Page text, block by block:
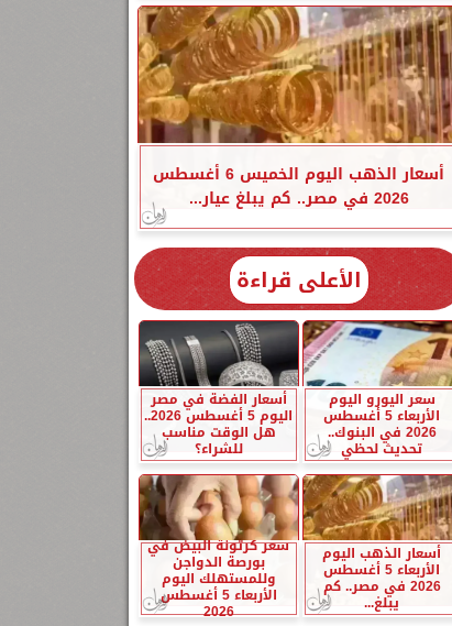
أسعار الذهب اليوم الخميس 6 أغسطس
2026 في مصر.. كم يبلغ عيار...
الأعلى قراءة
سعر اليورو اليوم
الأربعاء 5 أغسطس
2026 في البنوك..
تحديث لحظي
أسعار الفضة في مصر
اليوم 5 أغسطس 2026..
هل الوقت مناسب
للشراء؟
أسعار الذهب اليوم
الأربعاء 5 أغسطس
2026 في مصر.. كم
يبلغ...
سعر كرتونة البيض في
بورصة الدواجن
وللمستهلك اليوم
الأربعاء 5 أغسطس
2026